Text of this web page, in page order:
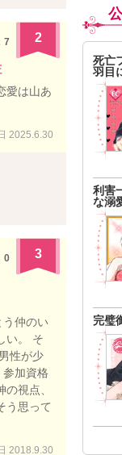
7 2
愛は山あ
2025.6.30
0 3
仲のい
い。 そ
性が少
加資格
視点、
う思って
2018.9.30
死亡
羽目
利害
な溺
完璧